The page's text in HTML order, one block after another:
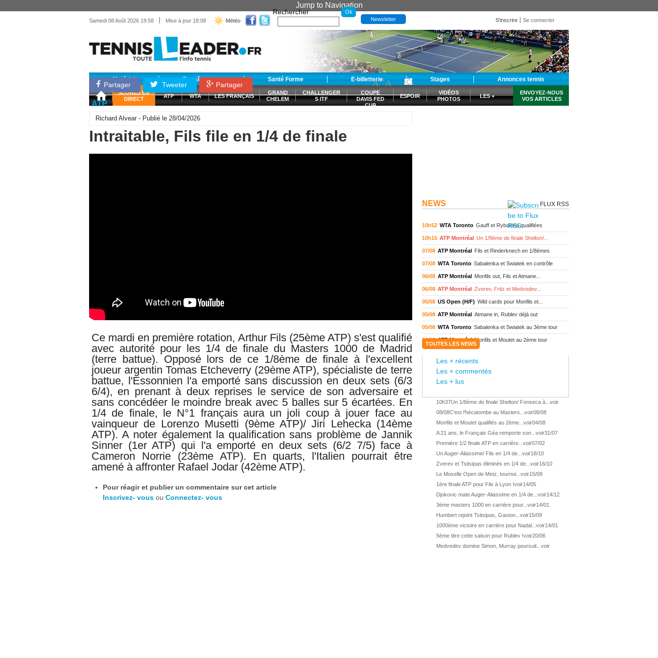
Jump to Navigation
Samedi 08 Août 2026 19:58 | Mise à jour 18:08 Météo
Rechercher
Newsletter S'inscrire Se connecter
Matériel Entraînement Santé Forme E-billetterie Stages Annonces tennis
SCORES EN
DIRECT
ATP WTA LES FRANÇAIS
GRAND
CHELEM
CHALLENGER
S ITF
COUPE
DAVIS FED
CUP
ESPOIR
VIDÉOS
PHOTOS
LES +
ENVOYEZ-NOUS
VOS ARTICLES
Partager Tweeter Partager
-A +A
ATP
Richard Alvear - Publié le 28/04/2026
Intraitable, Fils file en 1/4 de finale
Ce mardi en première rotation, Arthur Fils (25ème ATP) s'est qualifié
avec autorité pour les 1/4 de finale du Masters 1000 de Madrid
(terre battue). Opposé lors de ce 1/8ème de finale à l'excellent
joueur argentin Tomas Etcheverry (29ème ATP), spécialiste de terre
battue, l'Essonnien l'a emporté sans discussion en deux sets (6/3
6/4), en prenant à deux reprises le service de son adversaire et
sans concédéer le moindre break avec 5 balles sur 5 écartées. En
1/4 de finale, le N°1 français aura un joli coup à jouer face au
vainqueur de Lorenzo Musetti (9ème ATP)/ Jiri Lehecka (14ème
ATP). A noter également la qualification sans problème de Jannik
Sinner (1er ATP) qui l'a emporté en deux sets (6/2 7/5) face à
Cameron Norrie (23ème ATP). En quarts, l'Italien pourrait être
amené à affronter Rafael Jodar (42ème ATP).
Pour réagir et publier un commentaire sur cet article
Inscrivez- vous ou Connectez- vous
NEWS FLUX RSS
10h52 WTA Toronto Gauff et Rybakina qualifiées
10h15 ATP Montréal Un 1/8ème de finale Shelton/...
07/08 ATP Montréal Fils et Rinderknech en 1/8èmes
07/08 WTA Toronto Sabalenka et Swiatek en contrôle
06/08 ATP Montréal Monfils out, Fils et Atmane...
06/08 ATP Montréal Zverev, Fritz et Medvedev...
05/08 US Open (H/F) Wild cards pour Monfils et...
05/08 ATP Montréal Atmane in, Rublev déjà out
05/08 WTA Toronto Sabalenka et Swiatek au 3ème tour
04/08 ATP Montréal Monfils et Moutet au 2ème tour
WTA Wash. Eala renverse Pegula en finale
ATP Wash.
ATP Wash. Une finale Fritz/ Jodar
ATP Los Cabos Géa remporte le titre !
ATP Wash. De Minaur éliminé en 1/4
ATP Los Cabos Géa en finale !
ATP Los Cabos 1ère 1/2 finale pour Géa
ATP Wash. Pas de 1/4 pour Humbert et Atmane
WTA Washington Déjà fini pour Fernandez
ATP Washington De Minaur domine Tsitsipas
ATP Washington Fritz et Musetti en 1/8èmes
TOUTES LES NEWS
Les + récents
Les + commentés
Les + lus
10h37Un 1/8ème de finale Shelton/ Fonseca à... voir
08/08C'est l'hécatombe au Masters... voir08/08
Monfils et Moutet qualifiés au 2ème... voir04/08
A 21 ans, le Français Géa remporte son... voir31/07
Première 1/2 finale ATP en carrière... voir07/02
Un Auger-Aliassime/ Fils en 1/4 de... voir18/10
Zverev et Tsitsipas éliminés en 1/4 de... voir16/10
Le Moselle Open de Metz, tournoi... voir15/09
1ère finale ATP pour Fils à Lyon !voir14/05
Djokovic mate Auger-Aliassime en 1/4 de... voir14/12
3ème masters 1000 en carrière pour... voir14/01
Humbert rejoint Tsitsipas, Gaston... voir15/09
1000ème victoire en carrière pour Nadal... voir14/01
5ème titre cette saison pour Rublev !voir20/06
Medvedev domine Simon, Murray poursuit... voir